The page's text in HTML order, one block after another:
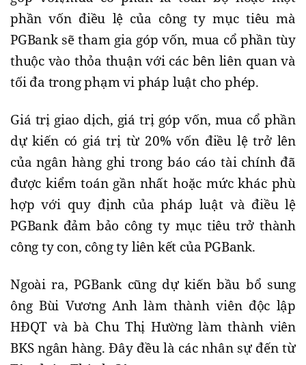
phần vốn điều lệ của công ty mục tiêu mà
PGBank sẽ tham gia góp vốn, mua cổ phần tùy
thuộc vào thỏa thuận với các bên liên quan và
tối đa trong phạm vi pháp luật cho phép.
Giá trị giao dịch, giá trị góp vốn, mua cổ phần
dự kiến có giá trị từ 20% vốn điều lệ trở lên
của ngân hàng ghi trong báo cáo tài chính đã
được kiểm toán gần nhất hoặc mức khác phù
hợp với quy định của pháp luật và điều lệ
PGBank đảm bảo công ty mục tiêu trở thành
công ty con, công ty liên kết của PGBank.
Ngoài ra, PGBank cũng dự kiến bầu bổ sung
ông Bùi Vương Anh làm thành viên độc lập
HĐQT và bà Chu Thị Hường làm thành viên
BKS ngân hàng. Đây đều là các nhân sự đến từ